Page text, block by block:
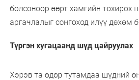
болсоноор өөрт хамгийн тохирох
аргачлалыг сонгоход илүү дөхөм
Түргэн хугацаанд шүд цайруулах
Хэрэв та өдөр тутамдаа шүдний